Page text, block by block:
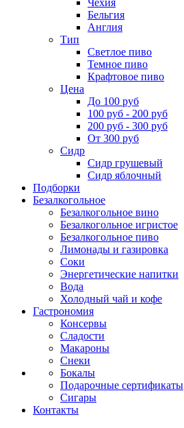
Бельгия
Англия
Тип
Светлое пиво
Темное пиво
Крафтовое пиво
Цена
До 100 руб
100 руб - 200 руб
200 руб - 300 руб
От 300 руб
Сидр
Сидр грушевый
Сидр яблочный
Подборки
Безалкогольное
Безалкогольное вино
Безалкогольное игристое
Безалкогольное пиво
Лимонады и газировка
Соки
Энергетические напитки
Вода
Холодный чай и кофе
Гастрономия
Консервы
Сладости
Макароны
Снеки
Бокалы
Подарочные сертификаты
Сигары
Контакты